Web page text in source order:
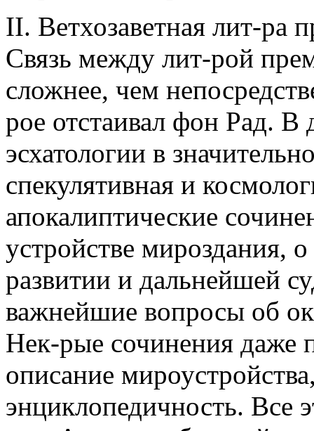
II. Ветхозаветная лит-ра
Связь между лит-рой
сложнее, чем
рое отстаивал фон Рад.
эсхатологии в
спекулятивная и
апокалиптические
устройстве мироздания,
развитии и дальнейшей
важнейшие вопросы об
Нек-рые сочинения даже
описание
энциклопедичность. Все